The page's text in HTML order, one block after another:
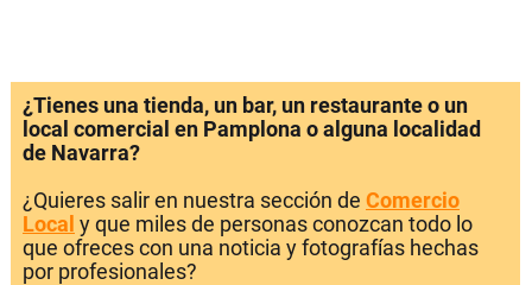
¿Tienes una tienda, un bar, un restaurante o un
local comercial en Pamplona o alguna localidad
de Navarra?
¿Quieres salir en nuestra sección de Comercio
Local y que miles de personas conozcan todo lo
que ofreces con una noticia y fotografías hechas
por profesionales?